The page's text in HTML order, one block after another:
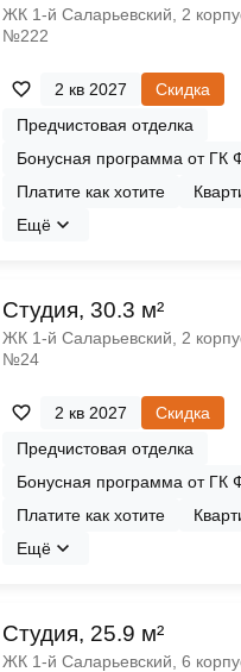
ЖК 1‑й Саларьевский, 2
№222
2 кв 2027
Скидка
Предчистовая отделка
Бонусная программа от ГК
Платите как хотите
Ещё
Cтудия, 30.3 м²
ЖК 1‑й Саларьевский, 2
№24
2 кв 2027
Скидка
Предчистовая отделка
Бонусная программа от ГК
Платите как хотите
Ещё
Cтудия, 25.9 м²
ЖК 1‑й Саларьевский, 6